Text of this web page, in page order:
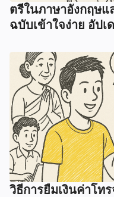
ตรีในภาษาอังกฤษ
ฉบับเข้าใจง่าย อัปเ
วิธีการยืมเงินค่าโท